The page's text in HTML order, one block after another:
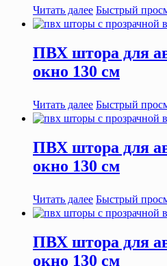
Читать далее Быстрый
ПВХ штора для
окно 130 см
Читать далее Быстрый
ПВХ штора для
окно 130 см
Читать далее Быстрый
ПВХ штора для
окно 130 см